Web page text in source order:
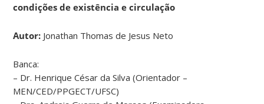
condições de existência e circulação
Autor: Jonathan Thomas de Jesus Neto
Banca:
– Dr. Henrique César da Silva (Orientador –
MEN/CED/PPGECT/UFSC)